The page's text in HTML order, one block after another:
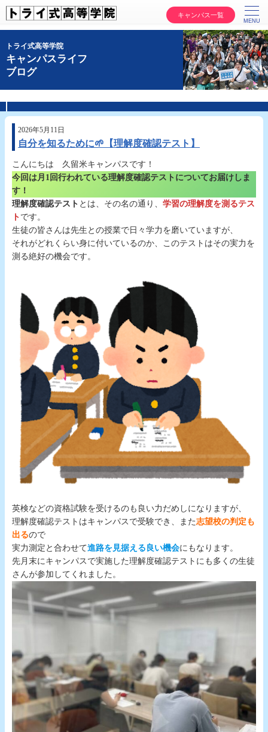
キャンパス一覧
トライ式高等学院
キャンパスライフ
ブログ
2026年5月11日
自分を知るために🌱【理解度確認テスト】
こんにちは 久留米キャンパスです！
今回は月1回行われている理解度確認テストについてお届けしま
す！
理解度確認テスト とは、その名の通り、 学習の理解度を測るテス
ト です。
生徒の皆さんは先生との授業で日々学力を磨いていますが、
それがどれくらい身に付いているのか、このテストはその実力を
測る絶好の機会です。
英検などの資格試験を受けるのも良い力だめしになりますが、
理解度確認テストはキャンパスで受験でき、また志望校の判定も
出るので
実力測定と合わせて進路を見据える良い機会にもなります。
先月末にキャンパスで実施した理解度確認テストにも多くの生徒
さんが参加してくれました。